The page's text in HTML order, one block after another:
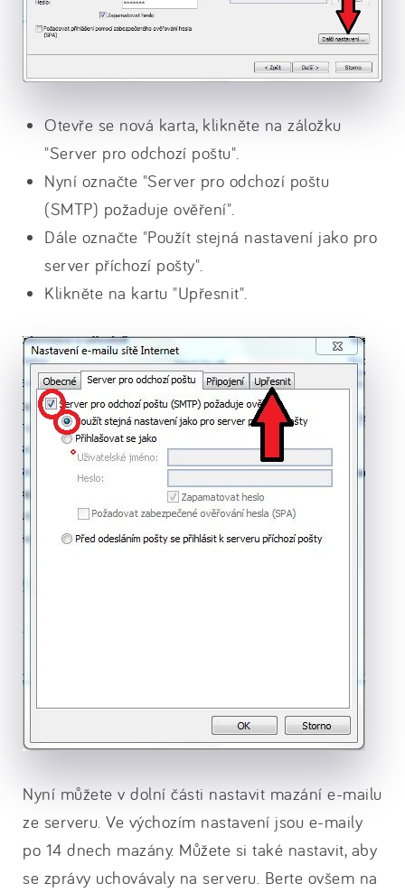
Otevře se nová karta, klikněte na záložku
"Server pro odchozí poštu".
Nyní označte "Server pro odchozí poštu
(SMTP) požaduje ověření".
Dále označte "Použít stejná nastavení jako pro
server příchozí pošty".
Klikněte na kartu "Upřesnit".
Nyní můžete v dolní části nastavit mazání e-mailu
ze serveru. Ve výchozím nastavení jsou e-maily
po 14 dnech mazány. Můžete si také nastavit, aby
se zprávy uchovávaly na serveru. Berte ovšem na